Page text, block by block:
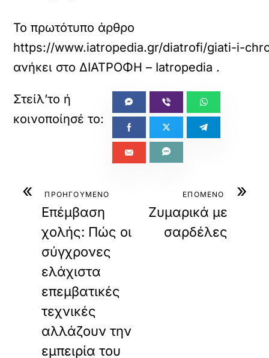
Το πρωτότυπο άρθρο
https://www.iatropedia.gr/diatrofi/giati-i-
ανήκει στοΔΙΑΤΡΟΦΗ – Iatropedia .
« ΠΡΟΗΓΟΥΜΕΝΟ
Επέμβαση
χολής: Πώς οι
σύγχρονες
ελάχιστα
επεμβατικές
τεχνικές
αλλάζουν την
εμπειρία του
»
ΕΠΟΜΕΝΟ
Ζυμαρικά με
σαρδέλες